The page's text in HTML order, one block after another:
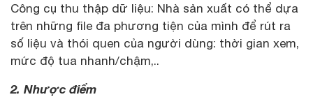
Công cụ thu thập dữ liệu: Nhà sản xuất có thể dựa
trên những file đa phương tiện của mình để rút ra
số liệu và thói quen của người dùng: thời gian xem,
mức độ tua nhanh/chậm,..
2. Nhược điểm